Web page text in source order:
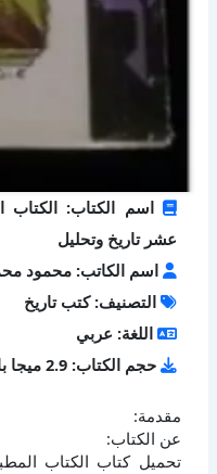
اسم الكتاب: الكتاب
عشر تاريخ وتحليل
اسم الكاتب: محمود
التصنيف: كتب تاريخ
اللغة: عربي
حجم الكتاب: 2.9 ميجا بايت
مقدمة:
عن الكتاب:
تحميل كتاب الكتاب